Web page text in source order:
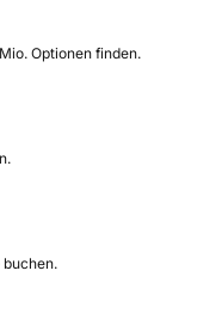
Optionen finden.